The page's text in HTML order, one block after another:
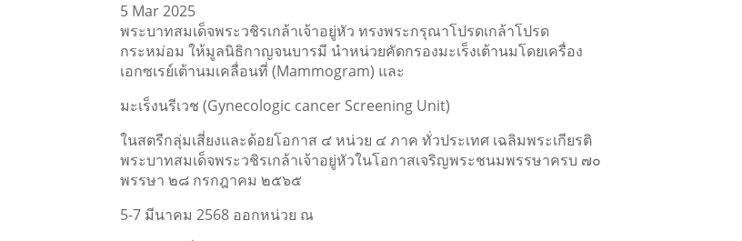
5 Mar 2025
พระบาทสมเด็จพระวชิรเกล้าเจ้าอยู่หัว ทรงพระกรุณาโปรดเกล้าโปรด
กระหม่อม ให้มูลนิธิกาญจนบารมี นำหน่วยคัดกรองมะเร็งเต้านมโดยเครื่อง
เอกซเรย์เต้านมเคลื่อนที่ (Mammogram) และ
มะเร็งนรีเวช (Gynecologic cancer Screening Unit)
ในสตรีกลุ่มเสี่ยงและด้อยโอกาส ๔ หน่วย ๔ ภาค ทั่วประเทศ เฉลิมพระเกียรติ
พระบาทสมเด็จพระวชิรเกล้าเจ้าอยู่หัวในโอกาสเจริญพระชนมพรรษาครบ ๗๐
พรรษา ๒๘ กรกฎาคม ๒๕๖๕
5-7 มีนาคม 2568 ออกหน่วย ณ